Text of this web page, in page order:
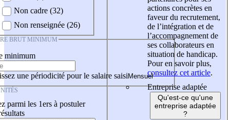
Non cadre (32)
Non renseignée (26)
BRUT MINIMUM
minimum
une périodicité pour le salaire saisi
parmi les 1ers à postuler
actions concrètes en
faveur du recrutement,
de l’intégration et de
l’accompagnement de
ses collaborateurs en
situation de handicap.
Pour en savoir plus,
consultez cet article.
Entreprise adaptée
Qu'est-ce qu'une
entreprise adaptée
?